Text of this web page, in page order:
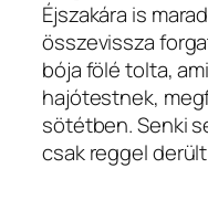
Éjszakára is
összevissza
bója fölé tolta,
hajótestnek,
sötétben. Senki
csak reggel